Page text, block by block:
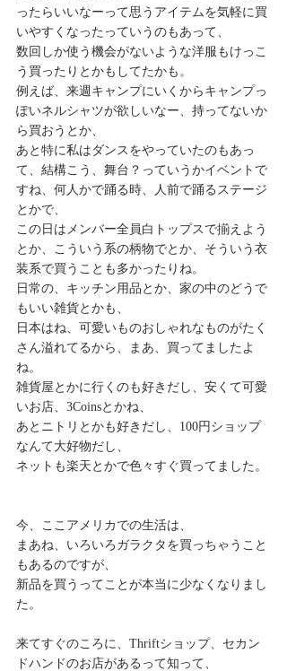
ったらいいなーって思うアイテムを気軽に買
いやすくなったっていうのもあって、
数回しか使う機会がないような洋服もけっこ
う買ったりとかもしてたかも。
例えば、来週キャンプにいくからキャンプっ
ぽいネルシャツが欲しいなー、持ってないか
ら買おうとか、
あと特に私はダンスをやっていたのもあっ
て、結構こう、舞台？っていうかイベントで
すね、何人かで踊る時、人前で踊るステージ
とかで、
この日はメンバー全員白トップスで揃えよう
とか、こういう系の柄物でとか、そういう衣
装系で買うことも多かったりね。
日常の、キッチン用品とか、家の中のどうで
もいい雑貨とかも、
日本はね、可愛いものおしゃれなものがたく
さん溢れてるから、まあ、買ってましたよ
ね。
雑貨屋とかに行くのも好きだし、安くて可愛
いお店、3Coinsとかね、
あとニトリとかも好きだし、100円ショップ
なんて大好物だし、
ネットも楽天とかで色々すぐ買ってました。
今、ここアメリカでの生活は、
まあね、いろいろガラクタを買っちゃうこと
もあるのですが、
新品を買うってことが本当に少なくなりまし
た。
来てすぐのころに、Thriftショップ、セカン
ドハンドのお店があるって知って、